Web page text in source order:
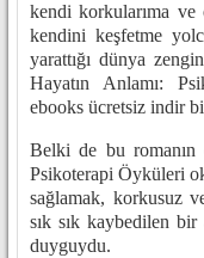
kendi korkularıma ve
kendini keşfetme
yarattığı dünya
Hayatın Anlamı:
ebooks ücretsiz indir
Belki de bu romanın
Psikoterapi Öyküleri
sağlamak, korkusuz
sık sık kaybedilen
duyguydu.